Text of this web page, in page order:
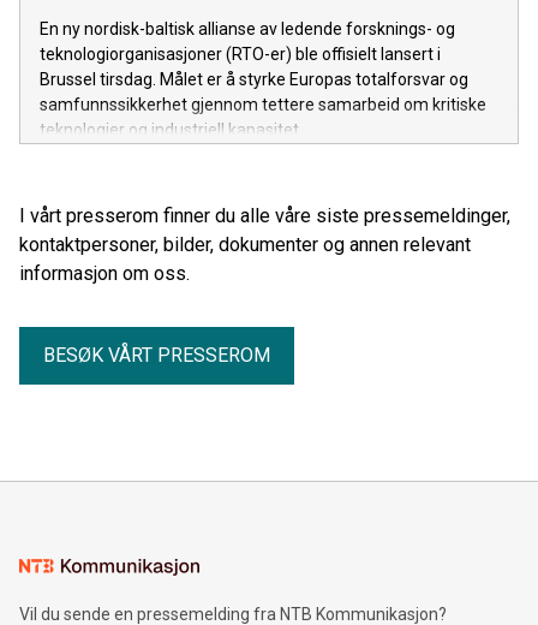
En ny nordisk-baltisk allianse av ledende forsknings- og
teknologiorganisasjoner (RTO-er) ble offisielt lansert i
Brussel tirsdag. Målet er å styrke Europas totalforsvar og
samfunnssikkerhet gjennom tettere samarbeid om kritiske
teknologier og industriell kapasitet.
I vårt presserom finner du alle våre siste pressemeldinger,
kontaktpersoner, bilder, dokumenter og annen relevant
informasjon om oss.
BESØK VÅRT PRESSEROM
Vil du sende en pressemelding fra NTB Kommunikasjon?